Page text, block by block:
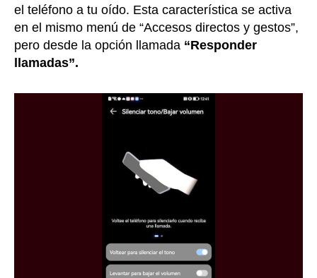
el teléfono a tu oído. Esta característica se activa
en el mismo menú de “Accesos directos y gestos”,
pero desde la opción llamada “Responder
llamadas”.